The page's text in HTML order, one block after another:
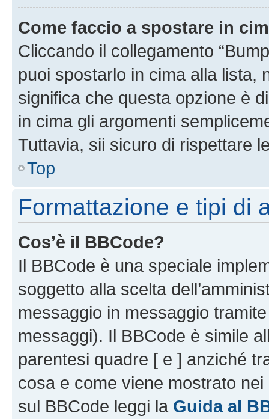
Come faccio a spostare in
Cliccando il collegamento
puoi spostarlo in cima alla lista,
significa che questa opzione è
in cima gli argomenti
Tuttavia, sii sicuro di rispettare
Top
Formattazione e tipi di
Cos’è il BBCode?
Il BBCode è una speciale
soggetto alla scelta
messaggio in messaggio
messaggi). Il BBCode è simile
parentesi quadre [ e ] anziché
cosa e come viene mostrato
sul BBCode leggi la Guida al